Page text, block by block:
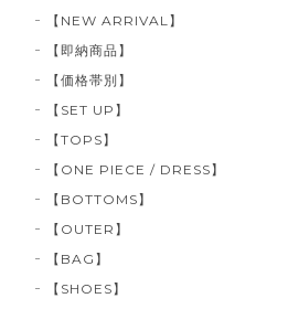
【NEW ARRIVAL】
【即納商品】
【価格帯別】
【SET UP】
【TOPS】
【ONE PIECE / DRESS】
【BOTTOMS】
【OUTER】
【BAG】
【SHOES】